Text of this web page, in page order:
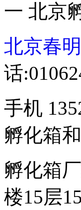
一 北京
北京春
话
手机
孵化箱
孵化箱
楼15层